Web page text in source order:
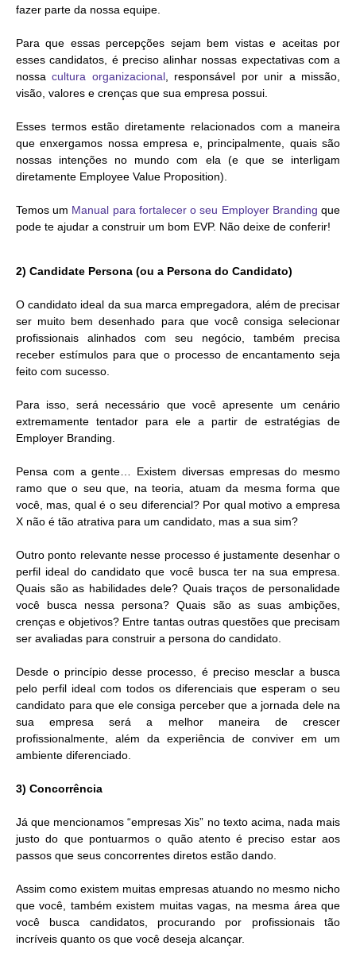
fazer parte da nossa equipe.
Para que essas percepções sejam bem vistas e aceitas por
esses candidatos, é preciso alinhar nossas expectativas com a
nossacultura organizacional, responsável por unir a missão,
visão, valores e crenças que sua empresa possui.
Esses termos estão diretamente relacionados com a maneira
que enxergamos nossa empresa e, principalmente, quais são
nossas intenções no mundo com ela (e que se interligam
diretamente Employee Value Proposition).
Temos um Manual para fortalecer o seu Employer Branding que
pode te ajudar a construir um bom EVP. Não deixe de conferir!
2) Candidate Persona (ou a Persona do Candidato)
O candidato ideal da sua marca empregadora, além de precisar
ser muito bem desenhado para que você consiga selecionar
profissionais alinhados com seu negócio, também precisa
receber estímulos para que o processo de encantamento seja
feito com sucesso.
Para isso, será necessário que você apresente um cenário
extremamente tentador para ele a partir de estratégias de
Employer Branding.
Pensa com a gente… Existem diversas empresas do mesmo
ramo que o seu que, na teoria, atuam da mesma forma que
você, mas, qual é o seu diferencial? Por qual motivo a empresa
X não é tão atrativa para um candidato, mas a sua sim?
Outro ponto relevante nesse processo é justamente desenhar o
perfil ideal do candidato que você busca ter na sua empresa.
Quais são as habilidades dele? Quais traços de personalidade
você busca nessa persona? Quais são as suas ambições,
crenças e objetivos? Entre tantas outras questões que precisam
ser avaliadas para construir a persona do candidato.
Desde o princípio desse processo, é preciso mesclar a busca
pelo perfil ideal com todos os diferenciais que esperam o seu
candidato para que ele consiga perceber que a jornada dele na
sua empresa será a melhor maneira de crescer
profissionalmente, além da experiência de conviver em um
ambiente diferenciado.
3) Concorrência
Já que mencionamos “empresas Xis” no texto acima, nada mais
justo do que pontuarmos o quão atento é preciso estar aos
passos que seus concorrentes diretos estão dando.
Assim como existem muitas empresas atuando no mesmo nicho
que você, também existem muitas vagas, na mesma área que
você busca candidatos, procurando por profissionais tão
incríveis quanto os que você deseja alcançar.